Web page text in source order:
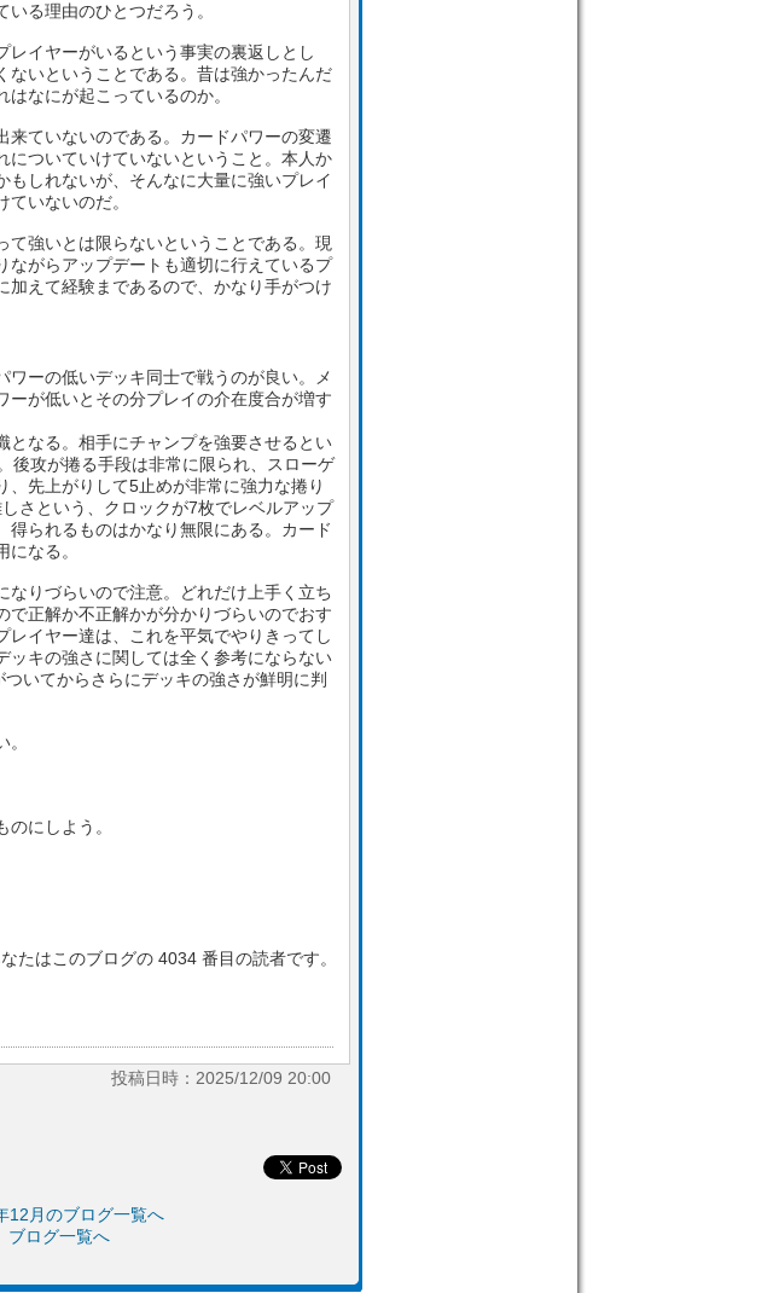
る理由のひとつだろう。
イヤーがいるという事実の裏返しとし
ないということである。昔は強かったんだ
なにが起こっているのか。
来ていないのである。カードパワーの変遷
についていけていないということ。本人か
もしれないが、そんなに大量に強いプレイ
いないのだ。
て強いとは限らないということである。現
ながらアップデートも適切に行えているプ
加えて経験まであるので、かなり手がつけ
ーの低いデッキ同士で戦うのが良い。メ
ーが低いとその分プレイの介在度合が増す
となる。相手にチャンプを強要させるとい
後攻が捲る手段は非常に限られ、スローゲ
先上がりして5止めが非常に強力な捲り
さという、クロックが7枚でレベルアップ
得られるものはかなり無限にある。カード
なる。
りづらいので注意。どれだけ上手く立ち
で正解か不正解かが分かりづらいのでおす
イヤー達は、これを平気でやりきってし
ッキの強さに関しては全く参考にならない
いてからさらにデッキの強さが鮮明に判
にしよう。
たはこのブログの 4034 番目の読者です。
投稿日時：2025/12/09 20:00
12月のブログ一覧へ
ブログ一覧へ